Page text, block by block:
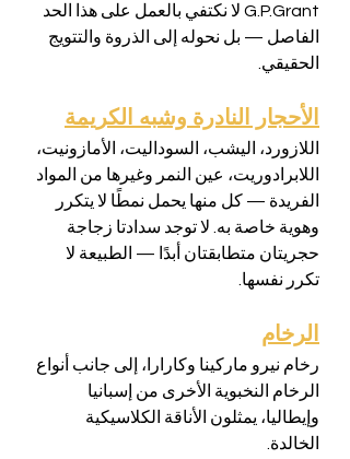
G.P.Grant لا نكتفي بالعمل على هذا الحد
الفاصل — بل نحوله إلى الذروة والتتويج
الحقيقي.
الأحجار النادرة وشبه الكريمة
اللازورد، اليشب، السوداليت، الأمازونيت،
اللابرادوريت، عين النمر وغيرها من المواد
الفريدة — كل منها يحمل نمطًا لا يتكرر
وهوية خاصة به. لا توجد سدادتا زجاجة
حجريتان متطابقتان أبدًا — الطبيعة لا
تكرر نفسها.
الرخام
رخام نيرو ماركينا وكارارا، إلى جانب أنواع
الرخام النخبوية الأخرى من إسبانيا
وإيطاليا، يمثلون الأناقة الكلاسيكية
الخالدة.